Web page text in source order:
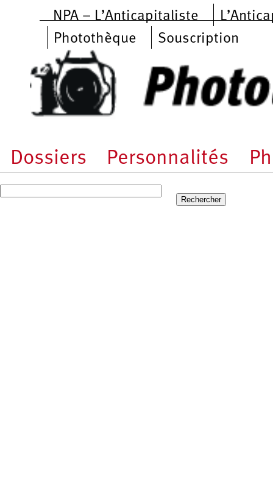
Aller au contenu principal
NPA – L’Anticapitaliste
Photothèque
Souscription
Dossiers Personnalités